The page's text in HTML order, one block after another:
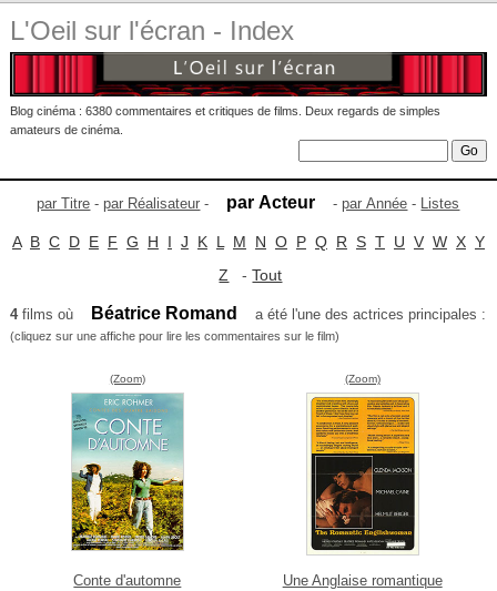
L'Oeil sur l'écran - Index
Blog cinéma : 6380 commentaires et critiques de films. Deux regards de simples
amateurs de cinéma.
par Titre -par Réalisateur - par Acteur -par Année - Listes
A B C D E F G H I J K L M N O P Q R S T U V W X Y
Z -Tout
4films où Béatrice Romand a été l'une des actrices principales :
(cliquez sur une affiche pour lire les commentaires sur le film)
(Zoom)
Conte d'automne
(Zoom)
Une Anglaise romantique